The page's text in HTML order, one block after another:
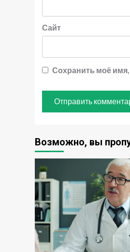
Сайт
Сохранить моё
Возможно, вы